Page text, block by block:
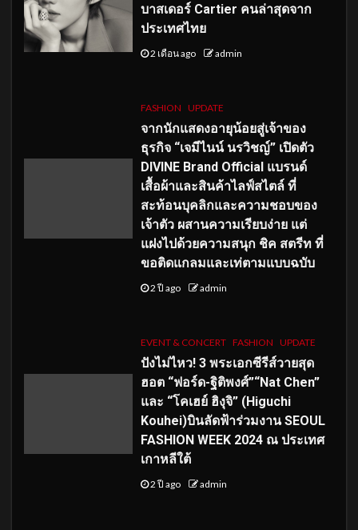
บาสเดอร์ Cartier คนล่าสุดจาก
ประเทศไทย
2 เดือน ago admin
FASHION UPDATE
จากนักแสดงอายุน้อยสู่เจ้าของ
ธุรกิจ “เจมีไนน์ นรวิชญ์” เปิดตัว
DIVINE Brand Official แบรนด์
เสื้อผ้าและสินค้าไลฟ์สไตล์ ที่
สะท้อนบุคลิกและความชอบของ
เจ้าตัว ผสานความเรียบง่าย แต่
แฝงไปด้วยความสนุก ชิค สตรีท ที่
ขอติดแกลมและเท่ตามแบบฉบับ
2 ปี ago admin
EVENT & CONCERT FASHION UPDATE
ปังไม่ไหว! 3 พระเอกซีรีส์วายสุด
ฮอต “ฟอร์ด-ฐิติพงศ์”“Nat Chen”
และ “โคเฮย์ ฮิงุจิ” (Higuchi
Kouhei)บินลัดฟ้าร่วมงาน SEOUL
FASHION WEEK 2024 ณ ประเทศ
เกาหลีใต้
2 ปี ago admin